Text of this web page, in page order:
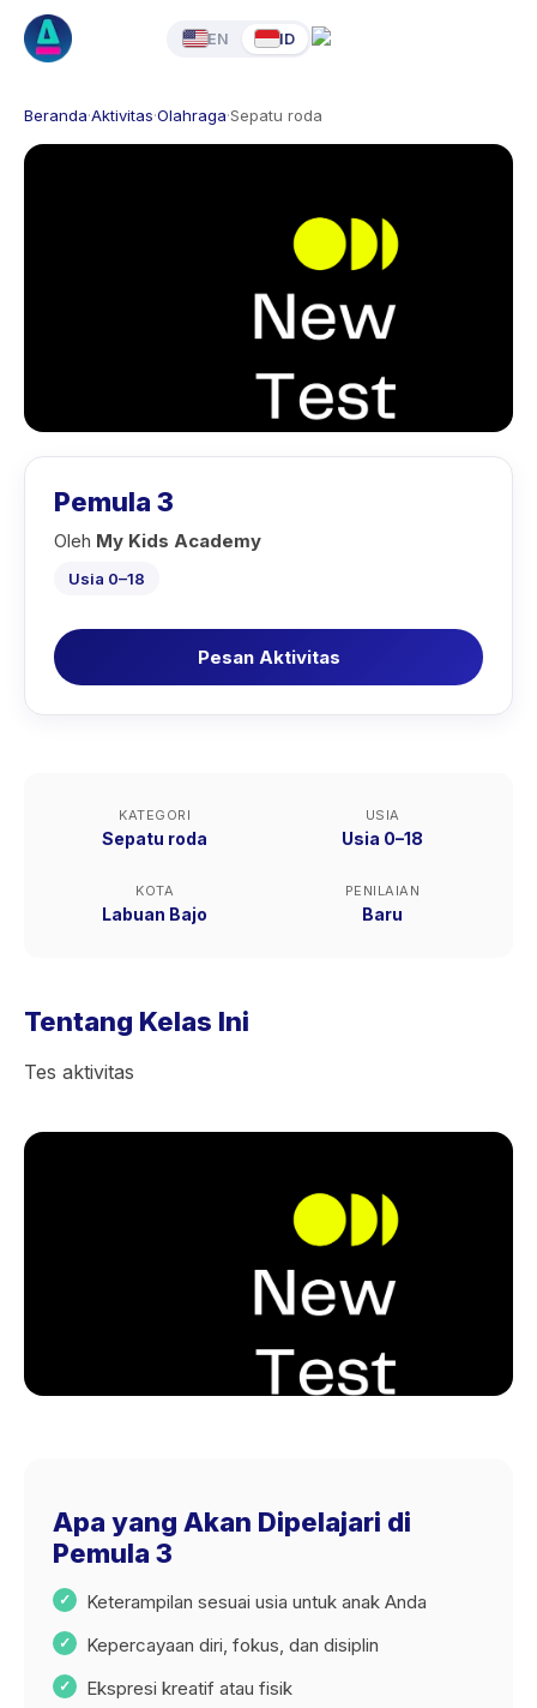
EN ID
Beranda·Aktivitas·Olahraga·Sepatu roda
Pemula 3
Oleh My Kids Academy
Usia 0–18
Pesan Aktivitas
KATEGORI
Sepatu roda
USIA
Usia 0–18
KOTA
Labuan Bajo
PENILAIAN
Baru
Tentang Kelas Ini
Tes aktivitas
Apa yang Akan Dipelajari di
Pemula 3
Keterampilan sesuai usia untuk anak Anda
Kepercayaan diri, fokus, dan disiplin
Ekspresi kreatif atau fisik